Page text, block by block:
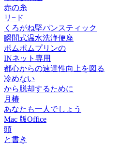
赤の糸
リ−ド
くろがね堅パンスティック
瞬間式温水洗浄便座
ポムポムプリンの
INネット専用
都心からの速達性向上を図る
冷めない
から脱却するために
月椿
あなたも一人でしょう
Mac 版Office
頭
と書き